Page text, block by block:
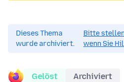
Dieses Thema
wurde archiviert.
Bitte stellen
wenn Sie
Gelöst Archiviert